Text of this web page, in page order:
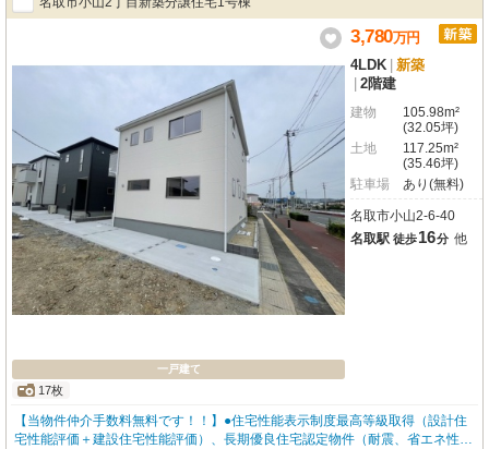
一戸建て
17枚
3,780万円
4LDK 新築
2階建
建物
105.98m²
(32.05坪)
土地
117.25m²
(35.46坪)
駐車場
あり(無料)
名取市小山2-6-40
名取駅 徒歩16分 他
【当物件仲介手数料無料です！！】●住宅性能表示制度最高等級取得（設計住
宅性能評価＋建設住宅性能評価）、長期優良住宅認定物件（耐震、省エネ性等